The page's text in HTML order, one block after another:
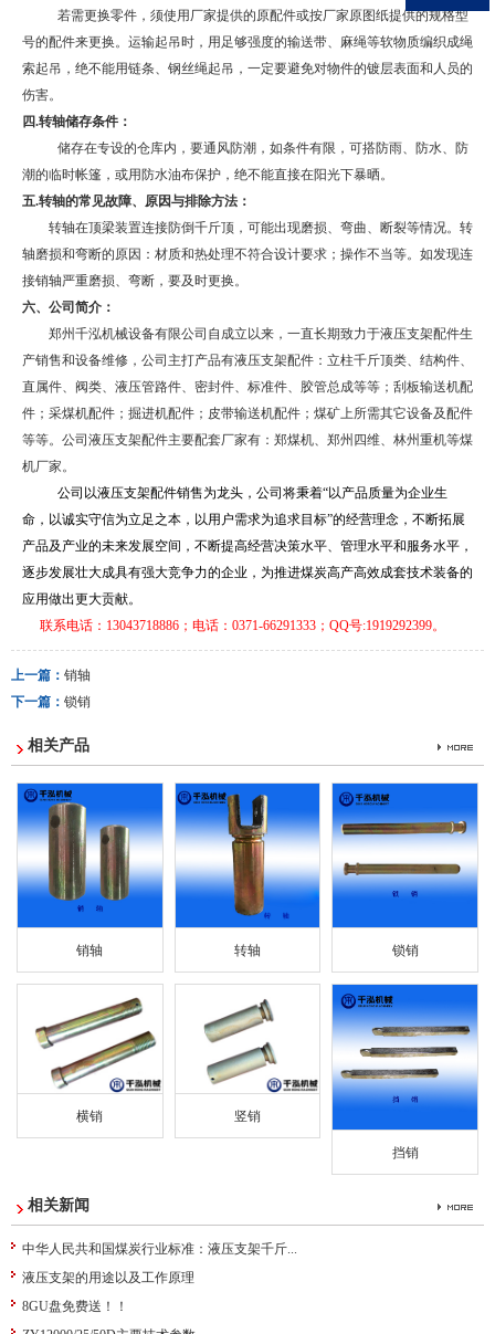
若需更换零件，须使用厂家提供的原配件或按厂家原图纸提供的规格型
号的配件来更换。运输起吊时，用足够强度的输送带、麻绳等软物质编织成绳
索起吊，绝不能用链条、钢丝绳起吊，一定要避免对物件的镀层表面和人员的
伤害。
四.转轴储存条件：
储存在专设的仓库内，要通风防潮，如条件有限，可搭防雨、防水、防
潮的临时帐篷，或用防水油布保护，绝不能直接在阳光下暴晒。
五.转轴的常见故障、原因与排除方法：
转轴在顶梁装置连接防倒千斤顶，可能出现磨损、弯曲、断裂等情况。转
轴磨损和弯断的原因：材质和热处理不符合设计要求；操作不当等。如发现连
接销轴严重磨损、弯断，要及时更换。
六、 公司简介：
郑州千泓机械设备有限公司自成立以来，一直长期致力于液压支架配件生
产销售和设备维修，公司主打产品有液压支架配件：立柱千斤顶类、结构件、
直属件、阀类、液压管路件、密封件、标准件、胶管总成等等；刮板输送机配
件；采煤机配件；掘进机配件；皮带输送机配件；煤矿上所需其它设备及配件
等等。公司液压支架配件主要配套厂家有：郑煤机、郑州四维、林州重机等煤
机厂家。
公司以液压支架配件销售为龙头，公司将秉着“以产品质量为企业生
命，以诚实守信为立足之本，以用户需求为追求目标”的经营理念，不断拓展
产品及产业的未来发展空间，不断提高经营决策水平、管理水平和服务水平，
逐步发展壮大成具有强大竞争力的企业，为推进煤炭高产高效成套技术装备的
应用做出更大贡献。
联系电话：13043718886；电话：0371-66291333；QQ号:1919292399。
上一篇： 销轴
下一篇： 锁销
相关产品
销轴 转轴 锁销
横销 竖销
挡销
相关新闻
中华人民共和国煤炭行业标准：液压支架千斤...
液压支架的用途以及工作原理
8GU盘免费送！！